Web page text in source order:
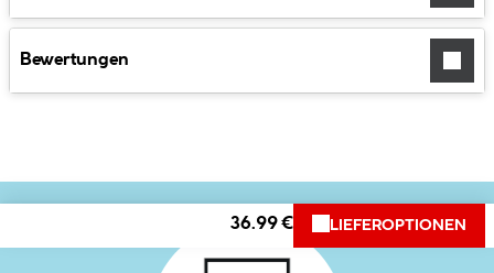
Bewertungen
36.99 € LIEFEROPTIONEN